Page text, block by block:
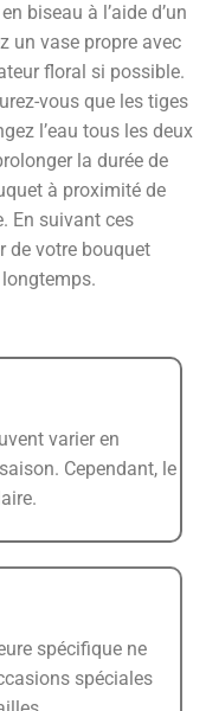
biseau à l’aide d’un
un vase propre avec
floral si possible.
vous que les tiges
l’eau tous les deux
la durée de
à proximité de
En suivant ces
de votre bouquet
varier en
Cependant, le
spécifique ne
spéciales